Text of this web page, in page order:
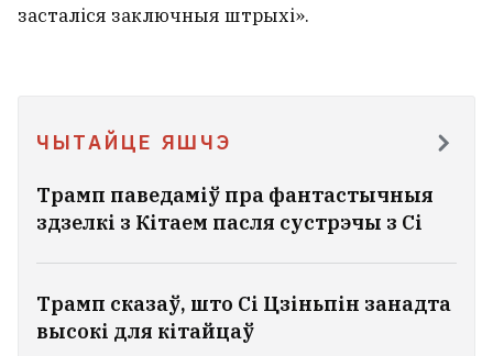
засталіся заключныя штрыхі».
ЧЫТАЙЦЕ ЯШЧЭ
Трамп паведаміў пра фантастычныя
здзелкі з Кітаем пасля сустрэчы з Сі
Трамп сказаў, што Сі Цзіньпін занадта
высокі для кітайцаў